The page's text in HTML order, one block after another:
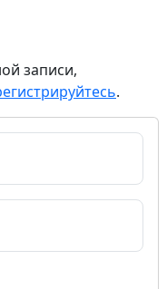
записи,
.